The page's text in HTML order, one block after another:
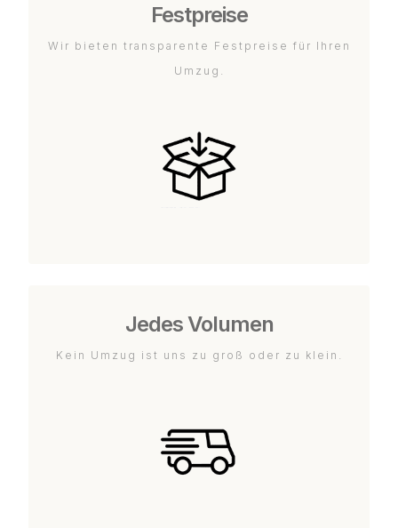
Festpreise
Wir bieten transparente Festpreise für Ihren
Umzug.
Jedes Volumen
Kein Umzug ist uns zu groß oder zu klein.